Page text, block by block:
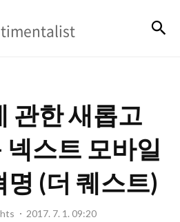
관한 새롭고
넥스트 모바일
(더 퀘스트)
2017. 7. 1. 09:20